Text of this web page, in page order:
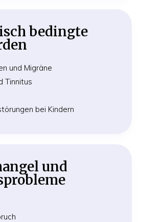
bedingte
und Migräne
Tinnitus
bei Kindern
und